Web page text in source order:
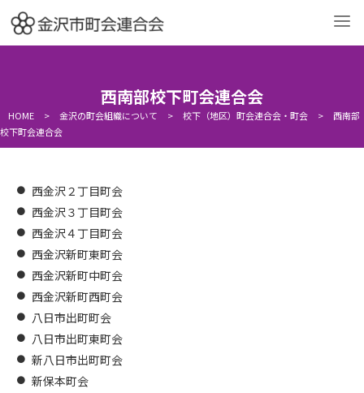
金沢の町会組織について 町会への加入について
町会の活動について
西南部校下町会連合会
HOME > 金沢の町会組織について > 校下（地区）町会連合会・町会 >
西南部
校下町会連合会
西金沢２丁目町会
西金沢３丁目町会
西金沢４丁目町会
西金沢新町東町会
西金沢新町中町会
西金沢新町西町会
八日市出町町会
八日市出町東町会
新八日市出町町会
新保本町会